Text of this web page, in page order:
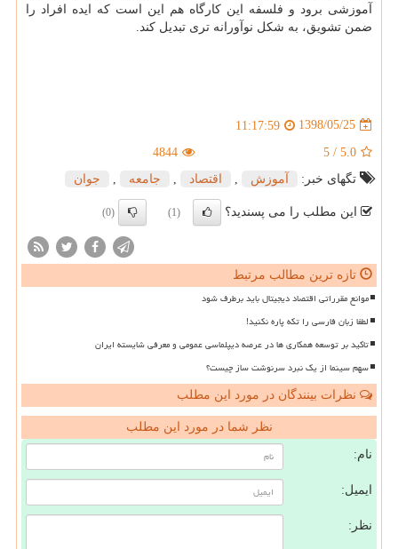
آموزشی برود و فلسفه این كارگاه هم این است كه ایده افراد را
ضمن تشویق، به شكل نوآورانه تری تبدیل كند.
1398/05/25
11:17:59
5.0
/
5
4844
تگهای خبر:
آموزش , اقتصاد , جامعه , جوان
این مطلب را می پسندید؟ (1)
(0)
تازه ترین مطالب مرتبط
موانع مقرراتی اقتصاد دیجیتال باید برطرف شود
لطفا زبان فارسی را تکه پاره نکنید!
تاکید بر توسعه همکاری ها در عرصه دیپلماسی عمومی و معرفی شایسته ایران
سهم سینما از یک نبرد سرنوشت ساز چیست؟
نظرات بینندگان در مورد این مطلب
نظر شما در مورد این مطلب
نام:
ایمیل:
نظر: